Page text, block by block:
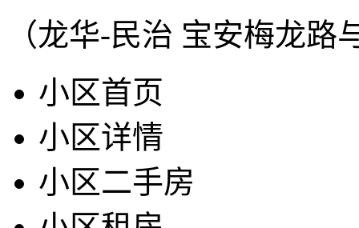
（龙华-民治 宝安梅龙路
小区首页
小区详情
小区二手房